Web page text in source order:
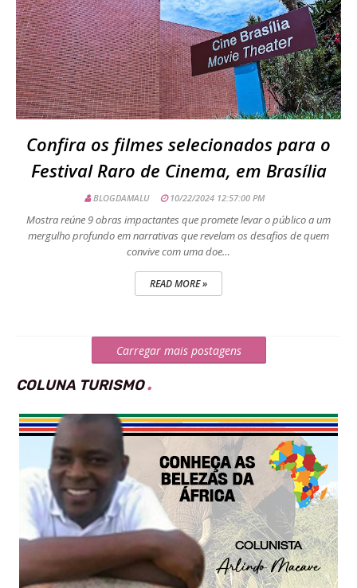
Confira os filmes selecionados para o
Festival Raro de Cinema, em Brasília
BLOGDAMALU 10/22/2024 12:57:00 PM
Mostra reúne 9 obras impactantes que promete levar o público a um
mergulho profundo em narrativas que revelam os desafios de quem
convive com uma doe…
READ MORE »
Carregar mais postagens
COLUNA TURISMO